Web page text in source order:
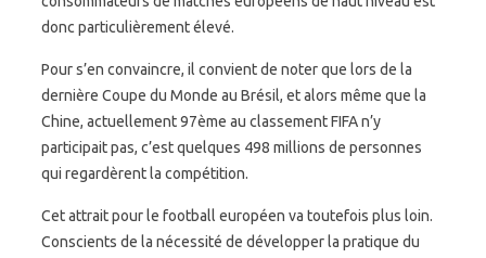
donc particulièrement élevé.
Pour s’en convaincre, il convient de noter que lors de la
dernière Coupe du Monde au Brésil, et alors même que la
Chine, actuellement 97ème au classement FIFA n’y
participait pas, c’est quelques 498 millions de personnes
qui regardèrent la compétition.
Cet attrait pour le football européen va toutefois plus loin.
Conscients de la nécessité de développer la pratique du